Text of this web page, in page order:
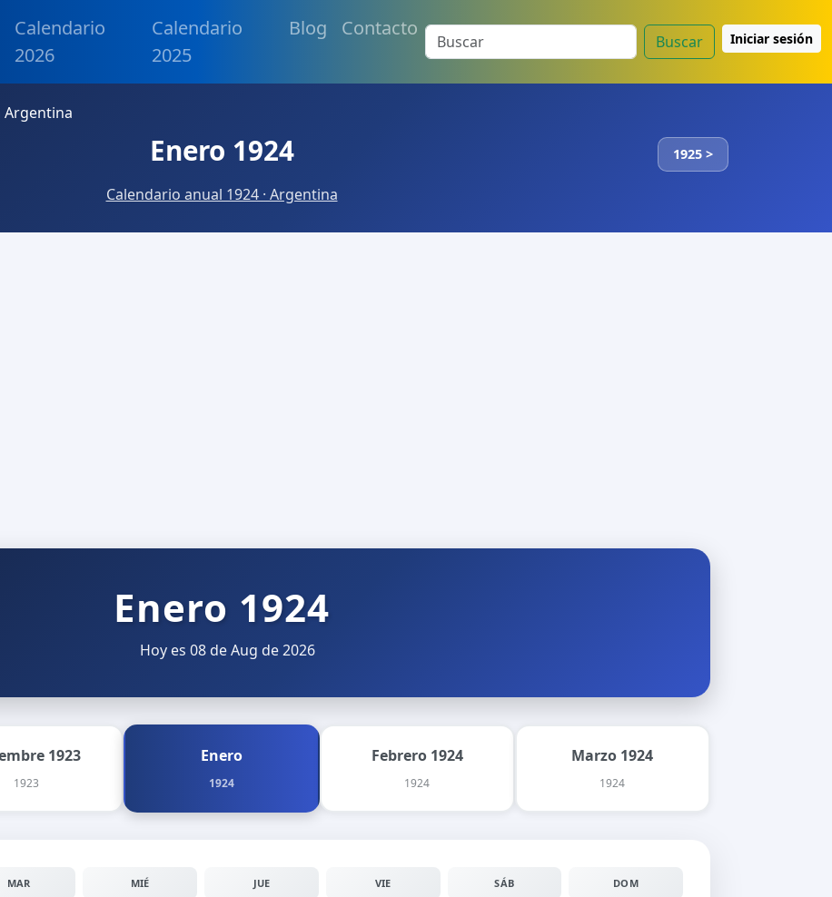
Calendario
2026
Calendario
2025
Blog Contacto
Buscar Iniciar sesión
Argentina
Enero 1924 1925 >
Calendario anual 1924 · Argentina
Enero 1924
Hoy es 08 de Aug de 2026
1923
1923
Enero
1924
Febrero 1924
1924
Marzo 1924
1924
MAR MIÉ JUE VIE SÁB DOM